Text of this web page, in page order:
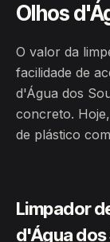
Olhos
O valor da
facilidade de
d'Água dos
concreto.
de plástico
Limpador
d'Água dos